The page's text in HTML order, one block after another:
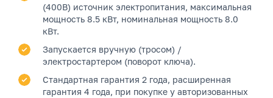
(400В) источник электропитания, максимальная
мощность 8.5 кВт, номинальная мощность 8.0
кВт.
Запускается вручную (тросом) /
электростартером (поворот ключа).
Стандартная гарантия 2 года, расширенная
гарантия 4 года, при покупке у авторизованных